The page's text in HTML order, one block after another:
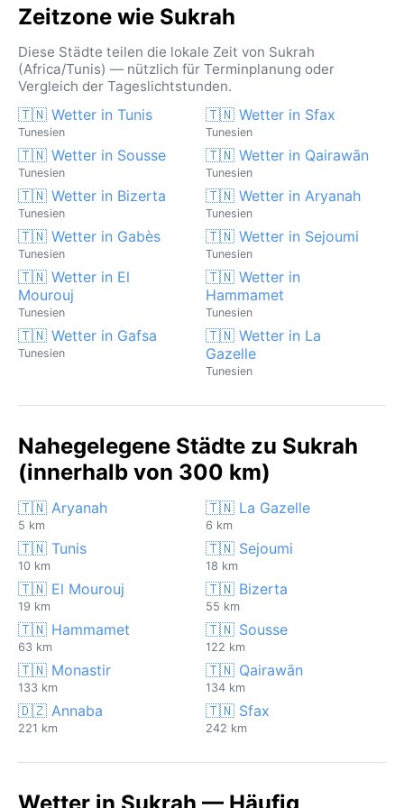
Zeitzone wie Sukrah
Diese Städte teilen die lokale Zeit von Sukrah
(Africa/Tunis) — nützlich für Terminplanung oder
Vergleich der Tageslichtstunden.
🇹🇳 Wetter in Tunis
Tunesien
🇹🇳 Wetter in Sfax
Tunesien
🇹🇳 Wetter in Sousse
Tunesien
🇹🇳 Wetter in Qairawān
Tunesien
🇹🇳 Wetter in Bizerta
Tunesien
🇹🇳 Wetter in Aryanah
Tunesien
🇹🇳 Wetter in Gabès
Tunesien
🇹🇳 Wetter in Sejoumi
Tunesien
🇹🇳 Wetter in El
Mourouj
Tunesien
🇹🇳 Wetter in
Hammamet
Tunesien
🇹🇳 Wetter in Gafsa
Tunesien
🇹🇳 Wetter in La
Gazelle
Tunesien
Nahegelegene Städte zu Sukrah
(innerhalb von 300 km)
🇹🇳 Aryanah
5 km
🇹🇳 La Gazelle
6 km
🇹🇳 Tunis
10 km
🇹🇳 Sejoumi
18 km
🇹🇳 El Mourouj
19 km
🇹🇳 Bizerta
55 km
🇹🇳 Hammamet
63 km
🇹🇳 Sousse
122 km
🇹🇳 Monastir
133 km
🇹🇳 Qairawān
134 km
🇩🇿 Annaba
221 km
🇹🇳 Sfax
242 km